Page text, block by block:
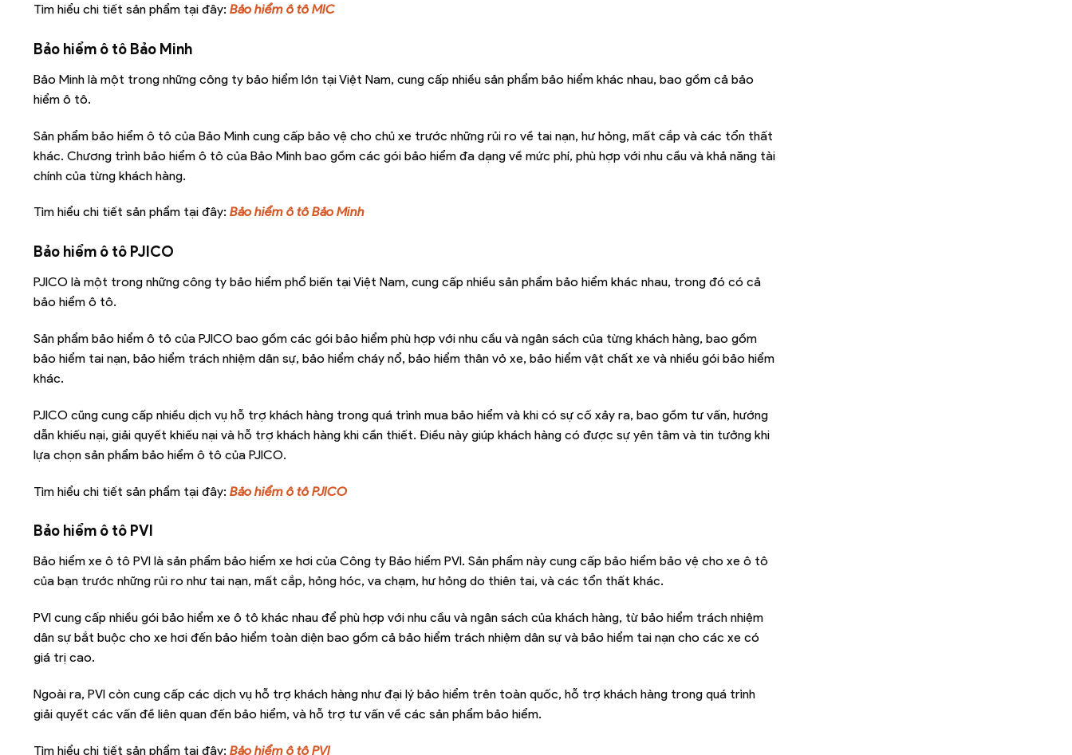
Tìm hiểu chi tiết sản phẩm tại đây: Bảo hiểm ô tô MIC
Bảo hiểm ô tô Bảo Minh
Bảo Minh là một trong những công ty bảo hiểm lớn tại Việt Nam, cung cấp nhiều sản phẩm bảo hiểm khác nhau, bao gồm cả bảo
hiểm ô tô.
Sản phẩm bảo hiểm ô tô của Bảo Minh cung cấp bảo vệ cho chủ xe trước những rủi ro về tai nạn, hư hỏng, mất cắp và các tổn thất
khác. Chương trình bảo hiểm ô tô của Bảo Minh bao gồm các gói bảo hiểm đa dạng về mức phí, phù hợp với nhu cầu và khả năng tài
chính của từng khách hàng.
Tìm hiểu chi tiết sản phẩm tại đây: Bảo hiểm ô tô Bảo Minh
Bảo hiểm ô tô PJICO
PJICO là một trong những công ty bảo hiểm phổ biến tại Việt Nam, cung cấp nhiều sản phẩm bảo hiểm khác nhau, trong đó có cả
bảo hiểm ô tô.
Sản phẩm bảo hiểm ô tô của PJICO bao gồm các gói bảo hiểm phù hợp với nhu cầu và ngân sách của từng khách hàng, bao gồm
bảo hiểm tai nạn, bảo hiểm trách nhiệm dân sự, bảo hiểm cháy nổ, bảo hiểm thân vỏ xe, bảo hiểm vật chất xe và nhiều gói bảo hiểm
khác.
PJICO cũng cung cấp nhiều dịch vụ hỗ trợ khách hàng trong quá trình mua bảo hiểm và khi có sự cố xảy ra, bao gồm tư vấn, hướng
dẫn khiếu nại, giải quyết khiếu nại và hỗ trợ khách hàng khi cần thiết. Điều này giúp khách hàng có được sự yên tâm và tin tưởng khi
lựa chọn sản phẩm bảo hiểm ô tô của PJICO.
Tìm hiểu chi tiết sản phẩm tại đây: Bảo hiểm ô tô PJICO
Bảo hiểm ô tô PVI
Bảo hiểm xe ô tô PVI là sản phẩm bảo hiểm xe hơi của Công ty Bảo hiểm PVI. Sản phẩm này cung cấp bảo hiểm bảo vệ cho xe ô tô
của bạn trước những rủi ro như tai nạn, mất cắp, hỏng hóc, va chạm, hư hỏng do thiên tai, và các tổn thất khác.
PVI cung cấp nhiều gói bảo hiểm xe ô tô khác nhau để phù hợp với nhu cầu và ngân sách của khách hàng, từ bảo hiểm trách nhiệm
dân sự bắt buộc cho xe hơi đến bảo hiểm toàn diện bao gồm cả bảo hiểm trách nhiệm dân sự và bảo hiểm tai nạn cho các xe có
giá trị cao.
Ngoài ra, PVI còn cung cấp các dịch vụ hỗ trợ khách hàng như đại lý bảo hiểm trên toàn quốc, hỗ trợ khách hàng trong quá trình
giải quyết các vấn đề liên quan đến bảo hiểm, và hỗ trợ tư vấn về các sản phẩm bảo hiểm.
Tìm hiểu chi tiết sản phẩm tại đây: Bảo hiểm ô tô PVI